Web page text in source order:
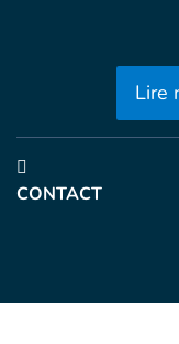
Lire
CONTACT